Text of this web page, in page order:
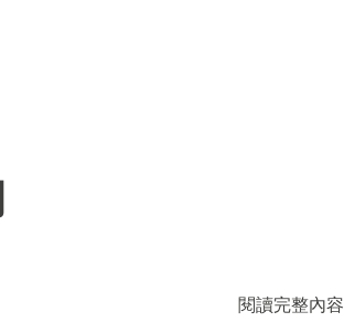
閱讀完整內容